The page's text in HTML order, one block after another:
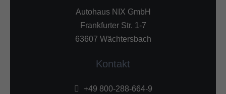
Autohaus NIX GmbH
Frankfurter Str. 1-7
63607 Wächtersbach
Kontakt
+49 800-288-664-9